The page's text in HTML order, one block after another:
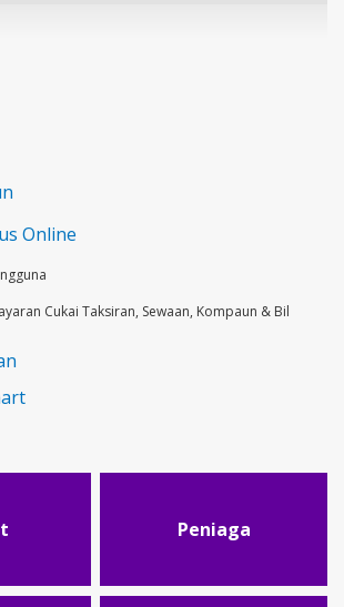
Online
Cukai Taksiran, Sewaan, Kompaun & Bil
Peniaga